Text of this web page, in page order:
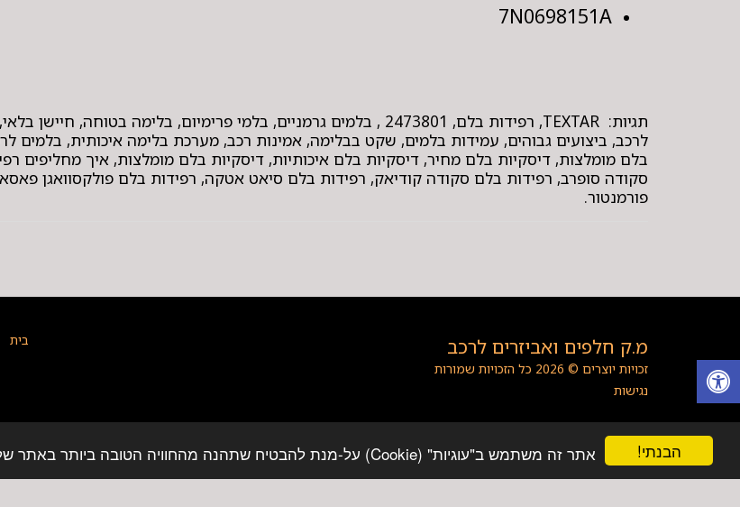
הבנתי! אתר זה משתמש ב"עוגיות" (Cookie) על-מנת להבטיח שתהנה מהחוויה הטובה ביותר באתר שלך.
7N0698151A
לרכב, ביצועים גבוהים, עמידות בלמים, שקט בבלימה, אמינות רכב, מערכת בלימה איכותית, בלמים
בלם מומלצות, דיסקיות בלם מחיר, דיסקיות בלם איכותיות, דיסקיות בלם מומלצות, איך מחליפים
סקודה סופרב, רפידות בלם סקודה קודיאק, רפידות בלם סיאט אטקה, רפידות בלם פולקסוואגן
פורמנטור.
מ.ק חלפים ואביזרים לרכב
זכויות יוצרים © 2026 כל הזכויות שמורות
נגישות
בית